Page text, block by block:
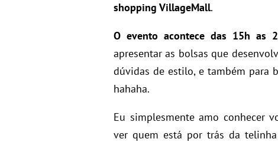
shopping VillageMall.
O evento acontece das 15h as
apresentar as bolsas que
dúvidas de estilo, e também para
hahaha.
Eu simplesmente amo conhecer
ver quem está por trás da